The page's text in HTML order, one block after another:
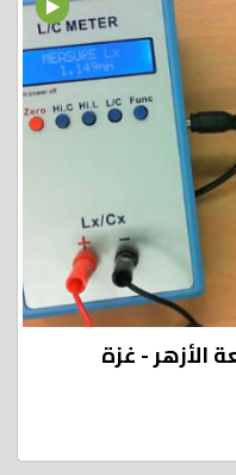
الأزهر - غزة